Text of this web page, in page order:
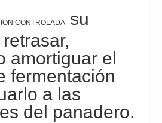
CONTROLADA
su
amortiguar el
fermentación
a las
del panadero.